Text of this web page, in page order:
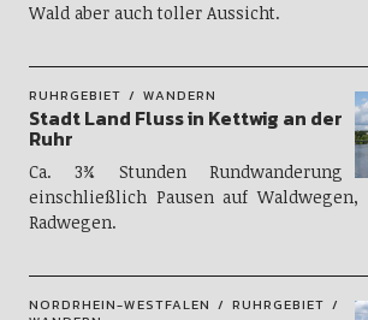
Wald aber auch toller Aussicht.
RUHRGEBIET WANDERN
Stadt Land Fluss in Kettwig an der
Ruhr
Ca. 3¾ Stunden Rundwanderung
einschließlich Pausen auf
Radwegen.
NORDRHEIN-WESTFALEN
RUHRGEBIET